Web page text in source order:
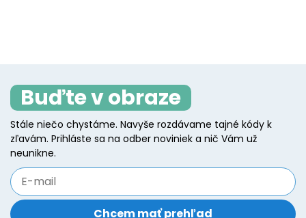
options
may
be
on
product
Buďte v obraze
Stále niečo chystáme. Navyše rozdávame tajné kódy k
zľavám. Prihláste sa na odber noviniek a nič Vám už
neunikne.